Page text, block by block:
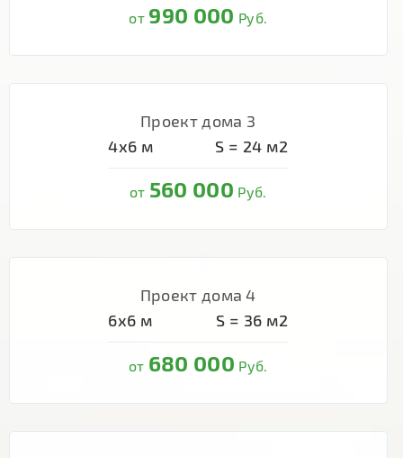
от 990 000 Руб.
Проект дома 3
4х6 м S = 24 м2
от 560 000 Руб.
Проект дома 4
6х6 м S = 36 м2
от 680 000 Руб.